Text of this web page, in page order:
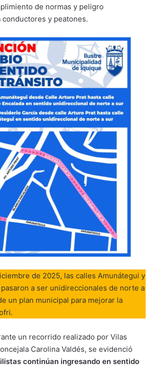
de normas y peligro
conductores y peatones.
de 2025, las calles Amunátegui y
a ser unidireccionales de norte a
un plan municipal para mejorar la
un recorrido realizado por Vilas
Carolina Valdés, se evidenció
continúan ingresando en sentido